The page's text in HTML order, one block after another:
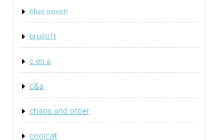
blue seven
bruiloft
c en a
c&a
chaos and order
coolcat